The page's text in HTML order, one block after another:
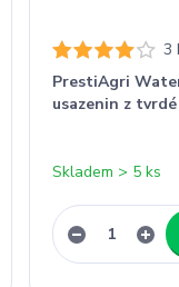
3
PrestiAgri
usazenin z
Skladem > 5 ks